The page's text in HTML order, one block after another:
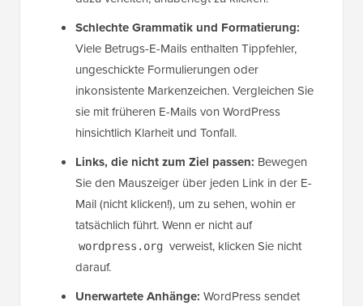
Schlechte Grammatik und Formatierung:
Viele Betrugs-E-Mails enthalten Tippfehler,
ungeschickte Formulierungen oder
inkonsistente Markenzeichen. Vergleichen Sie
sie mit früheren E-Mails von WordPress
hinsichtlich Klarheit und Tonfall.
Links, die nicht zum Ziel passen: Bewegen
Sie den Mauszeiger über jeden Link in der E-
Mail (nicht klicken!), um zu sehen, wohin er
tatsächlich führt. Wenn er nicht auf
wordpress.org verweist, klicken Sie nicht
darauf.
Unerwartete Anhänge: WordPress sendet